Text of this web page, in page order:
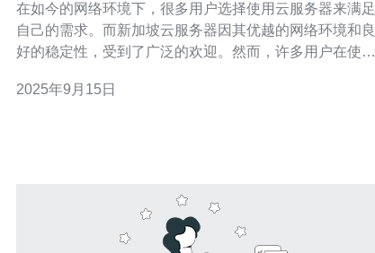
在如今的网络环境下，很多用户选择使用云服务器来满足
自己的需求。而新加坡云服务器因其优越的网络环境和良
好的稳定性，受到了广泛的欢迎。然而，许多用户在使用
务器时是否需要搭梯子？在这篇文章中，我们将深入探讨
2025年9月15日